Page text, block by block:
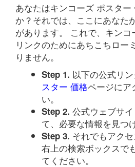
あなたはキンコーズ ポスタ
か？それでは、ここにあなた
があります。 これで、キン
リンクのためにあちこちロー
りません。
Step 1. 以下の公式リ
スター 価格ページにア
い。
Step 2. 公式ウェブサ
て、必要な情報を見つ
Step 3. それでもアクセ
右上の検索ボックスで
てください。